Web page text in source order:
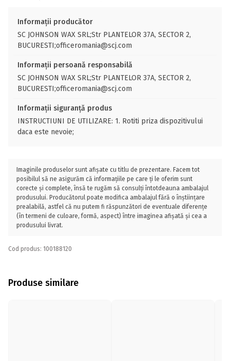
Informații producător
SC JOHNSON WAX SRL;Str PLANTELOR 37A, SECTOR 2,
BUCURESTI;officeromania@scj.com
Informații persoană responsabilă
SC JOHNSON WAX SRL;Str PLANTELOR 37A, SECTOR 2,
BUCURESTI;officeromania@scj.com
Informații siguranță produs
INSTRUCTIUNI DE UTILIZARE: 1. Rotiti priza dispozitivului
daca este nevoie;
Imaginile produselor sunt afișate cu titlu de prezentare. Facem tot
posibilul să ne asigurăm că informațiile pe care ți le oferim sunt
corecte și complete, însă te rugăm să consulți întotdeauna ambalajul
produsului. Producătorul poate modifica ambalajul fără o înștiințare
prealabilă, astfel că nu putem fi răspunzători de eventuale diferențe
(în termeni de culoare, formă, aspect) între imaginea afișată și cea a
produsului livrat.
Cod produs: 100188120
Produse similare